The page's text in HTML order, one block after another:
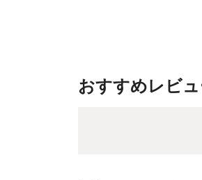
おすすめレビ